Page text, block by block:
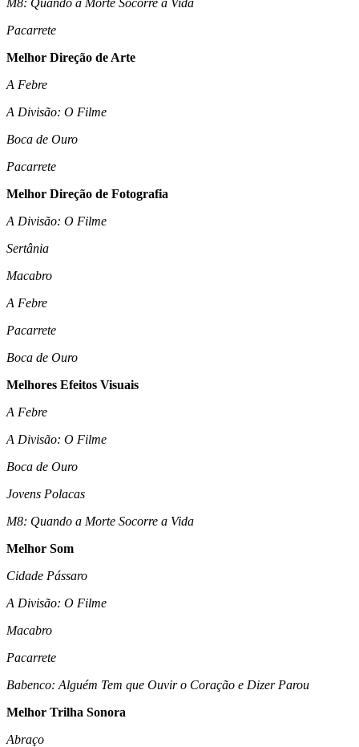
Pacarrete
Melhor Direção de Arte
A Febre
A Divisão: O Filme
Boca de Ouro
Pacarrete
Melhor Direção de Fotografia
A Divisão: O Filme
Sertânia
Macabro
A Febre
Pacarrete
Boca de Ouro
Melhores Efeitos Visuais
A Febre
A Divisão: O Filme
Boca de Ouro
Jovens Polacas
M8: Quando a Morte Socorre a Vida
Melhor Som
Cidade Pássaro
A Divisão: O Filme
Macabro
Pacarrete
Babenco: Alguém Tem que Ouvir o Coração e Dizer Parou
Melhor Trilha Sonora
Abraço